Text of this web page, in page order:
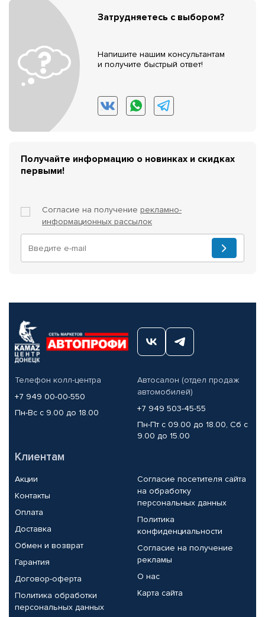
Затрудняетесь с выбором?
Напишите нашим консультантам
и получите быстрый ответ!
Получайте информацию о новинках и скидках
первыми!
Согласие на получение рекламно-
информационных рассылок
Телефон колл-центра
+7 949 00-00-550
Пн-Вс с 9.00 до 18.00
Автосалон (отдел продаж
автомобилей)
+7 949 503-45-55
Пн-Пт с 09.00 до 18.00, Сб с
9.00 до 15.00
Клиентам
Акции
Контакты
Оплата
Доставка
Обмен и возврат
Гарантия
Договор-оферта
Политика обработки
персональных данных
Согласие посетителя сайта
на обработку
персональных данных
Политика
конфиденциальности
Согласие на получение
рекламы
О нас
Карта сайта